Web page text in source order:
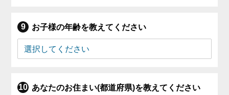
お子様の年齢を教えてください
あなたのお住まい(都道府県)を教えてください